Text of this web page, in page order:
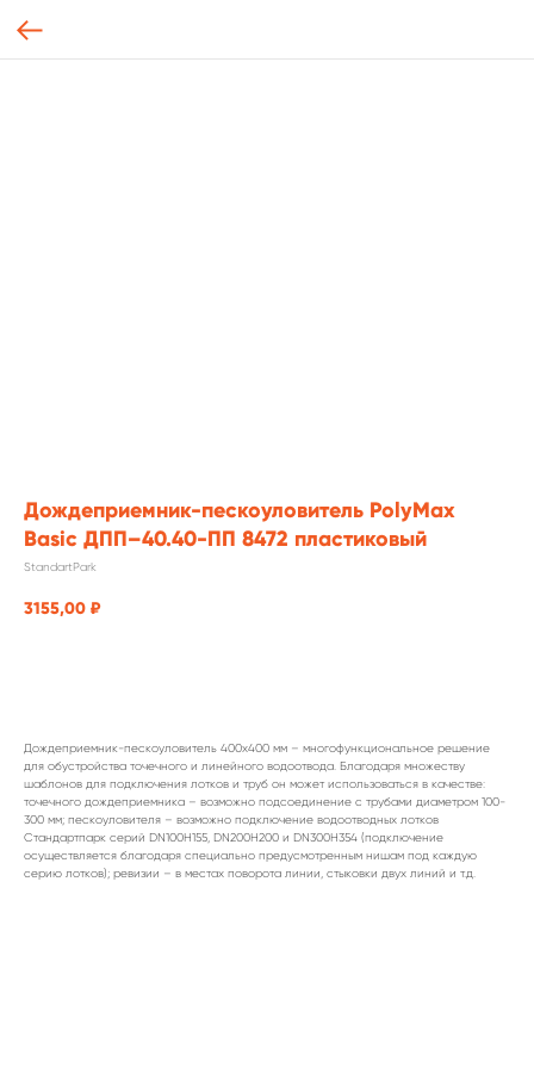
Дождеприемник-пескоуловитель PolyMax
Basic ДПП–40.40-ПП 8472 пластиковый
StandartPark
3155,00 ₽
Дождеприемник-пескоуловитель 400х400 мм – многофункциональное решение
для обустройства точечного и линейного водоотвода. Благодаря множеству
шаблонов для подключения лотков и труб он может использоваться в качестве:
точечного дождеприемника – возможно подсоединение с трубами диаметром 100-
300 мм; пескоуловителя – возможно подключение водоотводных лотков
Стандартпарк серий DN100H155, DN200H200 и DN300H354 (подключение
осуществляется благодаря специально предусмотренным нишам под каждую
серию лотков); ревизии – в местах поворота линии, стыковки двух линий и т.д.